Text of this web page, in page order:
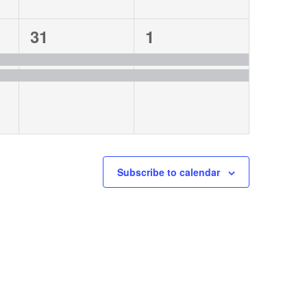
2
events,
31
2
events,
1
Subscribe to calendar